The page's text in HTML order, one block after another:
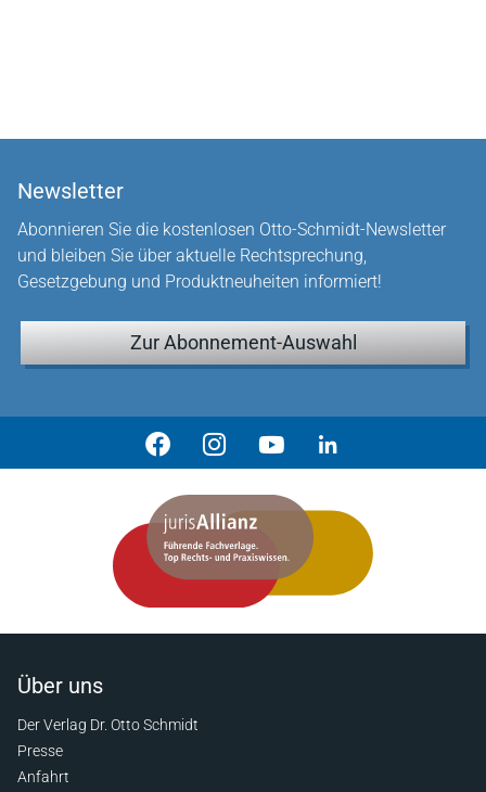
Newsletter
Abonnieren Sie die kostenlosen Otto-Schmidt-Newsletter
und bleiben Sie über aktuelle Rechtsprechung,
Gesetzgebung und Produktneuheiten informiert!
Zur Abonnement-Auswahl
Über uns
Der Verlag Dr. Otto Schmidt
Presse
Anfahrt